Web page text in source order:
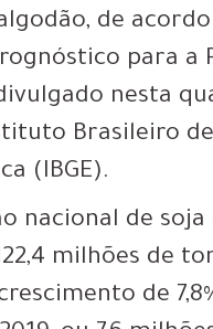
de
para a
nesta
Brasileiro
(IBGE).
nacional de soja
milhões de
de